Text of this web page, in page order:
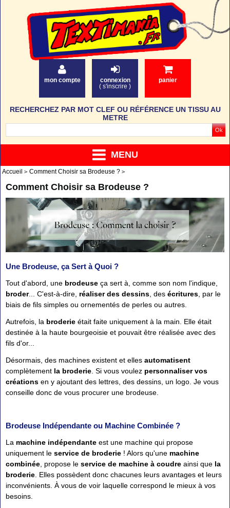
mon compte
connexion
( s'inscrire )
panier
MENU
RECHERCHEZ PAR MOT CLEF OU RÉFÉRENCE UN TISSU AU
METRE
Accueil Comment Choisir sa Brodeuse ?
Comment Choisir sa Brodeuse ?
Une Brodeuse, ça Sert à Quoi ?
Tout d'abord, une brodeuse ça sert à, comme son nom l'indique,
broder... C'est-à-dire, réaliser des dessins, des écritures, par le
biais de fils simples ou ornementés de perles ou autres.
Autrefois, la broderie était faite uniquement à la main. Elle était
destinée à la haute bourgeoisie et pouvait être réalisée avec des
fils d'or...
Désormais, des machines existent et elles automatisent
complètement la broderie. Si vous voulez personnaliser vos
créations en y ajoutant des lettres, des dessins, un logo. Je vous
conseille donc de vous procurer une brodeuse.
Brodeuse Indépendante ou Machine Combinée ?
La machine indépendante est une machine qui propose
uniquement le service de broderie ! Alors qu'une machine
combinée, propose le service de machine à coudre ainsi que la
broderie. Elles possèdent donc chacunes leurs avantages et leurs
inconvénients. À vous de voir laquelle correspond le mieux à vos
besoins.